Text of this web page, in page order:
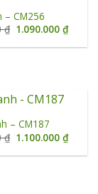
– CM256
₫ Giá
là:
1.090.000₫Giá
tại
– CM187
₫ Giá
gốc
là:
1.100.000₫Giá
tại